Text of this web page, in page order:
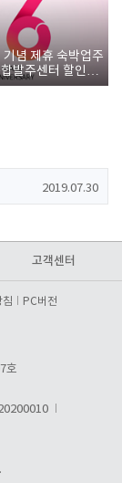
념 제휴 숙박업주
발주센터 할인쿠
2019.07.30
고객센터
침 PC버전
호